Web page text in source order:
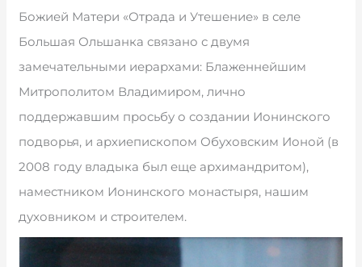
Божией Матери «Отрада и Утешение» в селе
Большая Ольшанка связано с двумя
замечательными иерархами: Блаженнейшим
Митрополитом Владимиром, лично
поддержавшим просьбу о создании Ионинского
подворья, и архиепископом Обуховским Ионой (в
2008 году владыка был еще архимандритом),
наместником Ионинского монастыря, нашим
духовником и строителем.